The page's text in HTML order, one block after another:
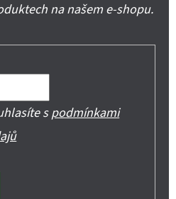
na našem e-shopu.
spodmínkami